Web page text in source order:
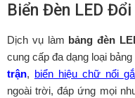
Biển Đèn LED
Dịch vụ làm bảng đèn
cung cấp đa dạng loại
trận, biển hiệu chữ nổi
ngoài trời, đáp ứng mọi